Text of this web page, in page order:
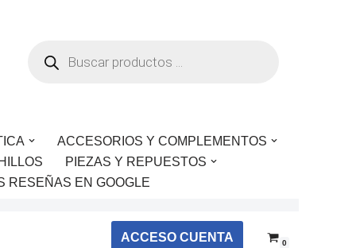
ACCESORIOS Y COMPLEMENTOS
PIEZAS Y REPUESTOS
RESEÑAS EN GOOGLE
ACCESO CUENTA 0